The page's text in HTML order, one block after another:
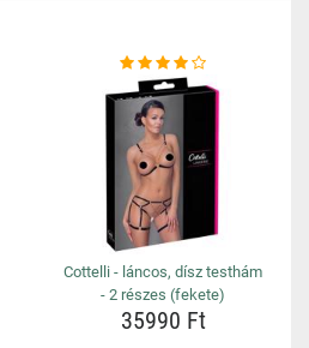
Cottelli - láncos, dísz testhám
- 2 részes (fekete)
35990 Ft